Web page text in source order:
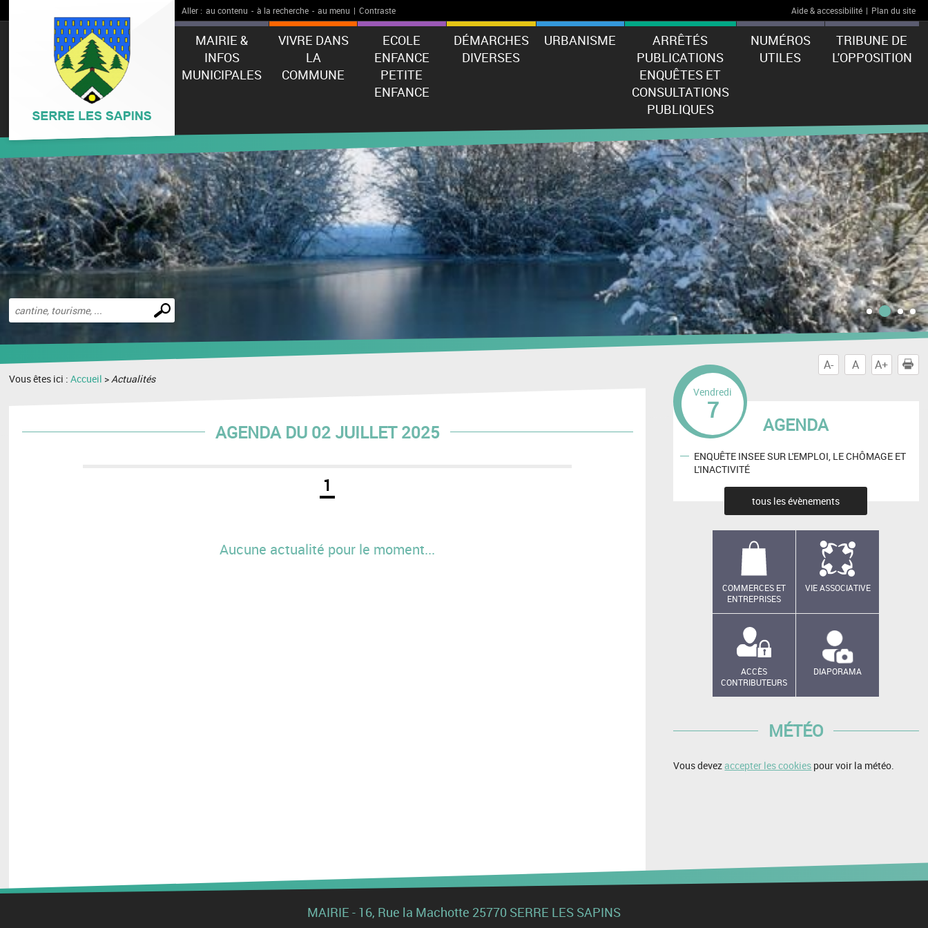
Aller : au contenu - à la recherche - au menu | Contraste Aide & accessibilité | Plan du site
MAIRIE &
INFOS
MUNICIPALES
VIVRE DANS
LA
COMMUNE
ECOLE
ENFANCE
PETITE
ENFANCE
DÉMARCHES
DIVERSES
URBANISME
ARRÊTÉS
PUBLICATIONS
ENQUÊTES ET
CONSULTATIONS
PUBLIQUES
NUMÉROS
UTILES
TRIBUNE DE
L'OPPOSITION
Effectuer
une
A- A A+
Vous êtes ici :Accueil >Actualités
AGENDA DU 02 JUILLET 2025
1
Aucune actualité pour le moment...
AGENDA
Vendredi
7
ENQUÊTE INSEE SUR L'EMPLOI, LE CHÔMAGE ET
L'INACTIVITÉ
tous les évènements
COMMERCES ET
ENTREPRISES
VIE ASSOCIATIVE
ACCÈS
CONTRIBUTEURS
DIAPORAMA
MÉTÉO
Vous devezaccepter les cookies pour voir la météo.
MAIRIE - 16, Rue la Machotte 25770 SERRE LES SAPINS